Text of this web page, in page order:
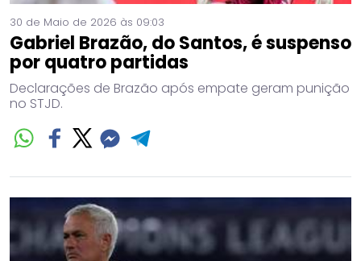
30 de Maio de 2026 às 09:03
Gabriel Brazão, do Santos, é suspenso
por quatro partidas
Declarações de Brazão após empate geram punição
no STJD.